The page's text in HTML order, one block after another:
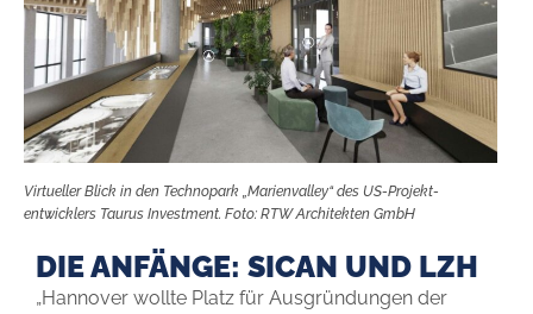
Virtueller Blick in den Technopark „Marienvalley“ des US-Projekt­
entwicklers Taurus Investment. Foto: RTW Architekten GmbH
DIE ANFÄNGE: SICAN UND LZH
„Hannover wollte Platz für Ausgründungen der